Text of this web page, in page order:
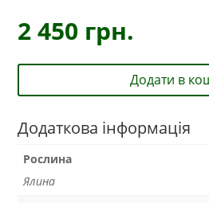
2 450 грн.
Додати в
Додаткова інформація
Рослина
Ялина